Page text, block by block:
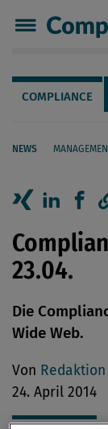
Navigation
COMPLIANCE
NEWS
Seiteninhalt
ArtikelArtikel
23.04.
Die
Wide Web.
Von Redaktion
24. April 2014